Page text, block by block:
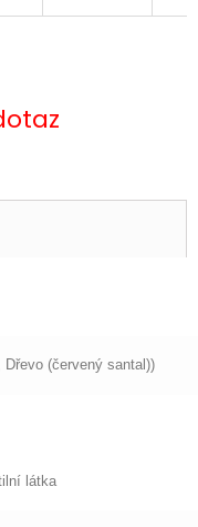
Dřevo (červený santal))
látka